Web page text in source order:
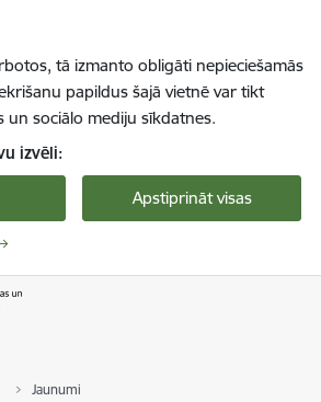
tā izmanto obligāti nepieciešamās
papildus šajā vietnē var tikt
un sociālo mediju sīkdatnes.
izvēli:
Apstiprināt visas
Jaunumi